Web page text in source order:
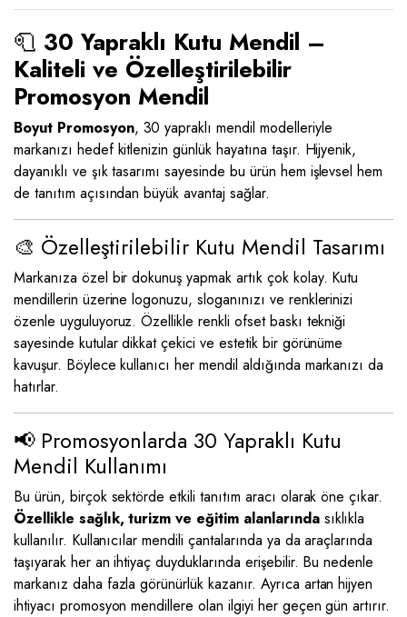
🧻 30 Yapraklı Kutu Mendil –
Kaliteli ve Özelleştirilebilir
Promosyon Mendil
Boyut Promosyon, 30 yapraklı mendil modelleriyle
markanızı hedef kitlenizin günlük hayatına taşır. Hijyenik,
dayanıklı ve şık tasarımı sayesinde bu ürün hem işlevsel hem
de tanıtım açısından büyük avantaj sağlar.
🎨 Özelleştirilebilir Kutu Mendil Tasarımı
Markanıza özel bir dokunuş yapmak artık çok kolay. Kutu
mendillerin üzerine logonuzu, sloganınızı ve renklerinizi
özenle uyguluyoruz. Özellikle renkli ofset baskı tekniği
sayesinde kutular dikkat çekici ve estetik bir görünüme
kavuşur. Böylece kullanıcı her mendil aldığında markanızı da
hatırlar.
📢 Promosyonlarda 30 Yapraklı Kutu
Mendil Kullanımı
Bu ürün, birçok sektörde etkili tanıtım aracı olarak öne çıkar.
Özellikle sağlık, turizm ve eğitim alanlarındasıklıkla
kullanılır. Kullanıcılar mendili çantalarında ya da araçlarında
taşıyarak her an ihtiyaç duyduklarında erişebilir. Bu nedenle
markanız daha fazla görünürlük kazanır. Ayrıca artan hijyen
ihtiyacı promosyon mendillere olan ilgiyi her geçen gün artırır.